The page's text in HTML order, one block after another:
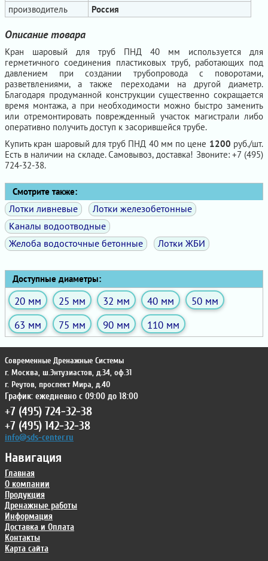
производитель
Россия
Описание товара
Кран шаровый для труб ПНД 40 мм используется для
герметичного соединения пластиковых труб, работающих под
давлением при создании трубопровода с поворотами,
разветвлениями, а также переходами на другой диаметр.
Благодаря продуманной конструкции существенно сокращается
время монтажа, а при необходимости можно быстро заменить
или отремонтировать поврежденный участок магистрали либо
оперативно получить доступ к засорившейся трубе.
Купить кран шаровый для труб ПНД 40 мм по цене 1200 руб./шт.
Есть в наличии на складе. Самовывоз, доставка! Звоните: +7 (495)
724-32-38.
Смотрите также:
Лотки ливневые
Лотки железобетонные
Каналы водоотводные
Желоба водосточные бетонные
Лотки ЖБИ
Доступные диаметры:
20 мм 25 мм 32 мм 40 мм
50 мм
63 мм
75 мм 90 мм 110 мм
Навигация
Главная
О компании
Продукция
Дренажные работы
Информация
Доставка и Оплата
Контакты
Карта сайта
Современные Дренажные Системы
г. Москва, ш.Энтузиастов, д.34, оф.31
г. Реутов, проспект Мира, д.40
График: ежедневно с 09:00 до 18:00
+7 (495) 724-32-38
+7 (495) 142-32-38
info@sds-center.ru